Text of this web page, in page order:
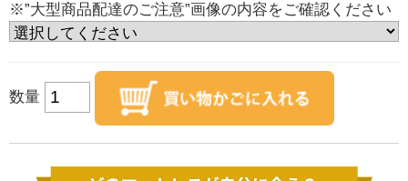
※”大型商品配達のご注意”画像の内容をご確認ください
数量